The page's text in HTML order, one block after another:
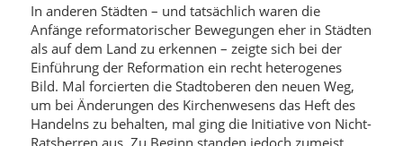
In anderen Städten – und tatsächlich waren die
Anfänge reformatorischer Bewegungen eher in Städten
als auf dem Land zu erkennen – zeigte sich bei der
Einführung der Reformation ein recht heterogenes
Bild. Mal forcierten die Stadtoberen den neuen Weg,
um bei Änderungen des Kirchenwesens das Heft des
Handelns zu behalten, mal ging die Initiative von Nicht-
Ratsherren aus. Zu Beginn standen jedoch zumeist